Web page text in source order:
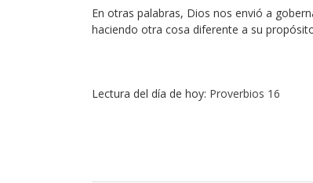
En otras palabras, Dios nos envió a
haciendo otra cosa diferente a su
Lectura del día de hoy: Proverbios 16